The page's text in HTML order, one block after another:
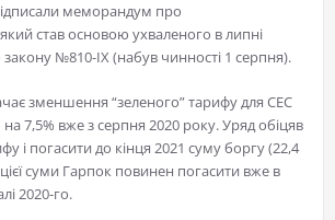
меморандум про
став основою ухваленого в липні
№810-IX (набув чинності 1 серпня).
зменшення “зеленого” тарифу для СЕС
на 7,5% вже з серпня 2020 року. Уряд обіцяв
і погасити до кінця 2021 суму боргу (22,4
суми Гарпок повинен погасити вже в
2020-го.